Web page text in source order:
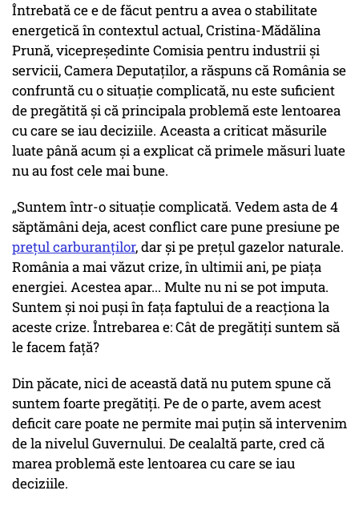
Întrebată ce e de făcut pentru a avea o stabilitate
energetică în contextul actual, Cristina-Mădălina
Prună, vicepreședinte Comisia pentru industrii și
servicii, Camera Deputaților, a răspuns că România se
confruntă cu o situație complicată, nu este suficient
de pregătită și că principala problemă este lentoarea
cu care se iau deciziile. Aceasta a criticat măsurile
luate până acum și a explicat că primele măsuri luate
nu au fost cele mai bune.
„Suntem într-o situație complicată. Vedem asta de 4
săptămâni deja, acest conflict care pune presiune pe
prețul carburanților, dar și pe prețul gazelor naturale.
România a mai văzut crize, în ultimii ani, pe piața
energiei. Acestea apar... Multe nu ni se pot imputa.
Suntem și noi puși în fața faptului de a reacționa la
aceste crize. Întrebarea e: Cât de pregătiți suntem să
le facem față?
Din păcate, nici de această dată nu putem spune că
suntem foarte pregătiți. Pe de o parte, avem acest
deficit care poate ne permite mai puțin să intervenim
de la nivelul Guvernului. De cealaltă parte, cred că
marea problemă este lentoarea cu care se iau
deciziile.